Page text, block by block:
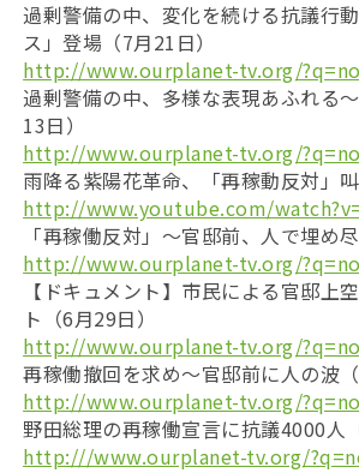
過剰警備の中、変化を続ける抗議行
ス」登場（7月21日）
http://www.ourplanet-tv.org/
過剰警備の中、多様な表現あふれる
13日）
http://www.ourplanet-tv.org/
雨降る紫陽花革命、「再稼動反対」叫
http://www.youtube.com/
「再稼働反対」〜官邸前、人で埋め
http://www.ourplanet-tv.org/
【ドキュメント】市民による官邸上
ト（6月29日）
http://www.ourplanet-tv.org/
再稼働撤回を求め〜官邸前に人の波（
http://www.ourplanet-tv.org/
野田総理の再稼働宣言に抗議4000人
http:///www.ourplanet-tv.org/